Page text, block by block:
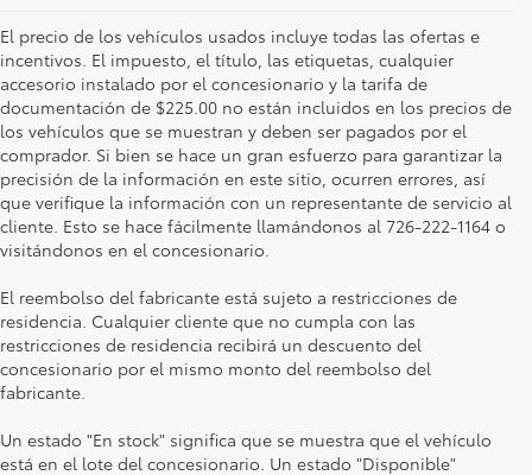
El precio de los vehículos usados incluye todas las ofertas e
incentivos. El impuesto, el título, las etiquetas, cualquier
accesorio instalado por el concesionario y la tarifa de
documentación de $225.00 no están incluidos en los precios de
los vehículos que se muestran y deben ser pagados por el
comprador. Si bien se hace un gran esfuerzo para garantizar la
precisión de la información en este sitio, ocurren errores, así
que verifique la información con un representante de servicio al
cliente. Esto se hace fácilmente llamándonos al 726-222-1164 o
visitándonos en el concesionario.
El reembolso del fabricante está sujeto a restricciones de
residencia. Cualquier cliente que no cumpla con las
restricciones de residencia recibirá un descuento del
concesionario por el mismo monto del reembolso del
fabricante.
Un estado "En stock" significa que se muestra que el vehículo
está en el lote del concesionario. Un estado "Disponible"